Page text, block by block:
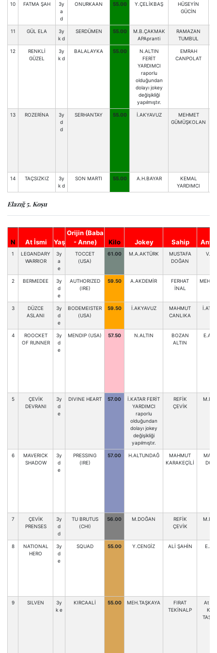
10 FATMA ŞAH
3y
a
d
ONURKAAN 55.00 Y.ÇELİKBAŞ
HÜSEYİN
GÜCİN
11 GÜL ELA
3y
k d
SERDÜMEN 55.00
M.B.ÇAKMAK
APApranti
RAMAZAN
TUMBUL
12
RENKLİ
GÜZEL
3y
k d
BALALAYKA 55.00
N.ALTIN
FERİT
YARDIMCI
raporlu
olduğundan
dolayı jokey
değişikliği
yapılmıştır.
EMRAH
CANPOLAT
13 ROZERİNA
3y
d
d
SERHANTAY 55.00 İ.AKYAVUZ
MEHMET
GÜMÜŞKOLAN
14 TAÇSIZKIZ
3y
k d
SON MARTI 55.00 A.H.BAYAR
KEMAL
YARDIMCI
Elazığ 5. Koşu
N At İsmi Yaş
Orijin (Baba
- Anne)
Kilo Jokey Sahip
1
LEGANDARY
WARRIOR
3y
a
e
TOCCET
(USA)
61.00 M.A.AKTÜRK
MUSTAFA
DOĞAN
2 BERMEDEE
3y
d
e
AUTHORIZED
(IRE)
59.50 A.AKDEMİR
FERHAT
İNAL
3
DÜZCE
ASLANI
3y
d
e
BODEMEISTER
(USA)
59.50 İ.AKYAVUZ
MAHMUT
CANLIKA
4
ROOCKET
OF RUNNER
3y
d
e
MENDIP (USA) 57.50 N.ALTIN
BOZAN
ALTIN
5
ÇEVİK
DEVRANI
3y
d
e
DIVINE HEART 57.00
İ.KATAR FERİT
YARDIMCI
raporlu
olduğundan
dolayı jokey
değişikliği
yapılmıştır.
REFİK
ÇEVİK
6
MAVERICK
SHADOW
3y
d
e
PRESSING
(IRE)
57.00 H.ALTUNDAĞ
MAHMUT
KARAKEÇİLİ
7
ÇEVİK
PRENSES
3y
d
d
TU BRUTUS
(CHI)
56.00 M.DOĞAN
REFİK
ÇEVİK
8
NATIONAL
HERO
3y
d
e
SQUAD 55.00 Y.CENGİZ ALİ ŞAHİN
9 SILVEN
3y
k e
KIRCAALİ 55.00 MEH.TAŞKAYA
FIRAT
TEKİNALP
At